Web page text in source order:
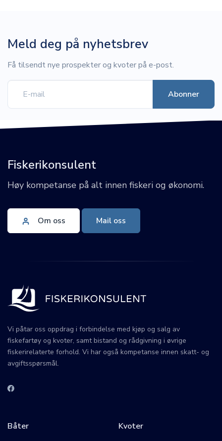
Meld deg på nyhetsbrev
Få tilsendt nye prospekter og kvoter på e-post.
Fiskerikonsulent
Høy kompetanse på alt innen fiskeri og økonomi.
Om oss Mail oss
Vi påtar oss oppdrag i forbindelse med kjøp og salg av
fiskefartøy og kvoter, samt bistand og rådgivning i øvrige
fiskerirelaterte forhold. Vi har også kompetanse innen skatt- og
avgiftsspørsmål.
Båter Kvoter